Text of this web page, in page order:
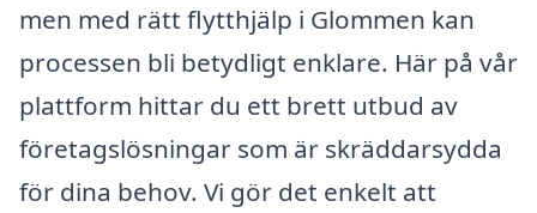
men med rätt flytthjälp i Glommen kan
processen bli betydligt enklare. Här på vår
plattform hittar du ett brett utbud av
företagslösningar som är skräddarsydda
för dina behov. Vi gör det enkelt att